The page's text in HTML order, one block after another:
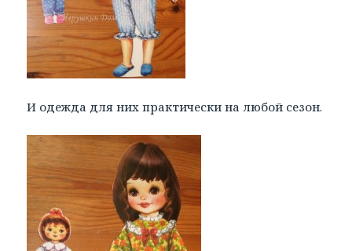
И одежда для них практически на любой сезон.